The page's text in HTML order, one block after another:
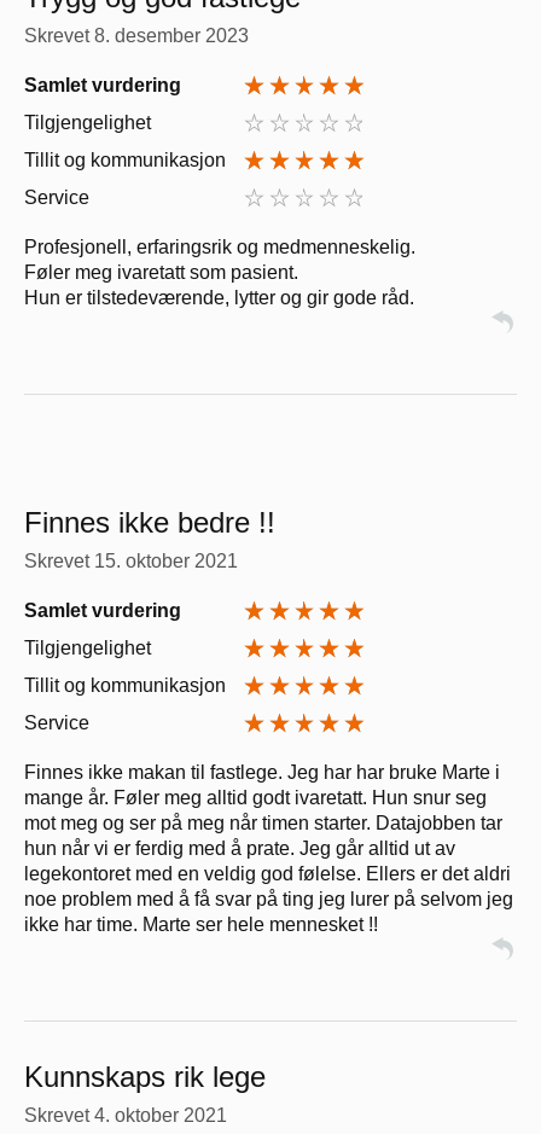
Skrevet8. desember 2023
Samlet vurdering
Tilgjengelighet
Tillit og kommunikasjon
Service
Profesjonell, erfaringsrik og medmenneskelig.
Føler meg ivaretatt som pasient.
Hun er tilstedeværende, lytter og gir gode råd.
Finnes ikke bedre !!
Skrevet 15. oktober 2021
Samlet vurdering
Tilgjengelighet
Tillit og kommunikasjon
Service
Finnes ikke makan til fastlege. Jeg har har bruke Marte i
mange år. Føler meg alltid godt ivaretatt. Hun snur seg
mot meg og ser på meg når timen starter. Datajobben tar
hun når vi er ferdig med å prate. Jeg går alltid ut av
legekontoret med en veldig god følelse. Ellers er det aldri
noe problem med å få svar på ting jeg lurer på selvom jeg
ikke har time. Marte ser hele mennesket !!
Kunnskaps rik lege
Skrevet4. oktober 2021